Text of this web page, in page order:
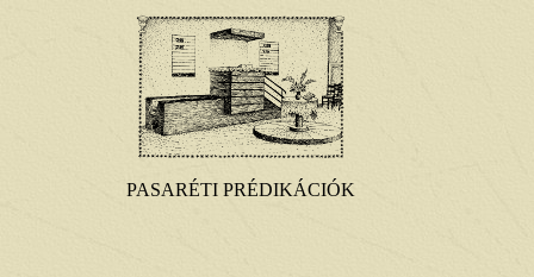
PASARÉTI PRÉDIKÁCIÓK